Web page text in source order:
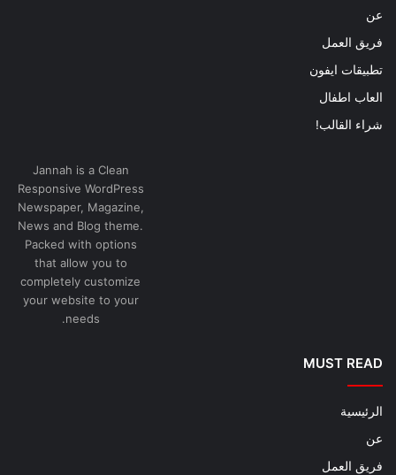
عن
فريق العمل
تطبيقات ايفون
العاب اطفال
شراء القالب!
Jannah is a Clean
Responsive WordPress
Newspaper, Magazine,
News and Blog theme.
Packed with options
that allow you to
completely customize
your website to your
needs.
MUST READ
الرئيسية
عن
فريق العمل